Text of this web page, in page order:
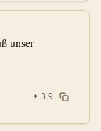
unser
✦ 3.9